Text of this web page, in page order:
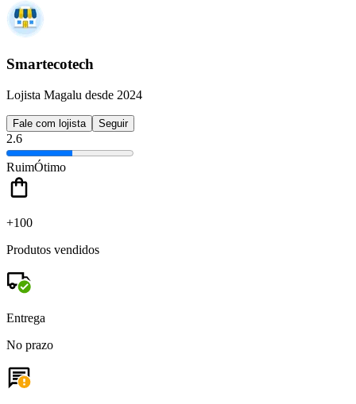
Smartecotech
Lojista Magalu desde 2024
Fale com lojista Seguir
2.6
RuimÓtimo
+100
Produtos vendidos
Entrega
No prazo